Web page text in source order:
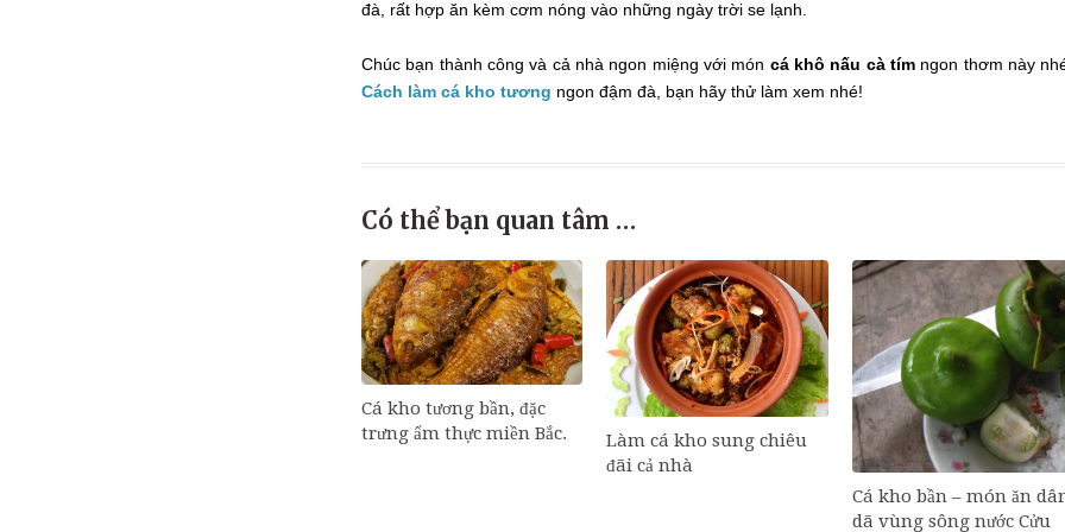
đà, rất hợp ăn kèm cơm nóng vào những ngày trời se lạnh.
Chúc bạn thành công và cả nhà ngon miệng với món cá khô nấu cà tím ngon thơm này
Cách làm cá kho tương ngon đậm đà, bạn hãy thử làm xem nhé!
Có thể bạn quan tâm …
Cá kho tương bần, đặc
trưng ẩm thực miền Bắc.
Làm cá kho sung chiêu
đãi cả nhà
Cá kho bần – món ăn
dã vùng sông nước Cửu